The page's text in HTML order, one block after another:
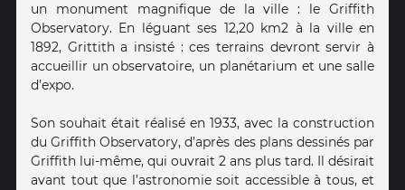
un monument magnifique de la ville : le Griffith
Observatory. En léguant ses 12,20 km2 à la ville en
1892, Grittith a insisté : ces terrains devront servir à
accueillir un observatoire, un planétarium et une salle
d’expo.
Son souhait était réalisé en 1933, avec la construction
du Griffith Observatory, d’après des plans dessinés par
Griffith lui-même, qui ouvrait 2 ans plus tard. Il désirait
avant tout que l’astronomie soit accessible à tous, et